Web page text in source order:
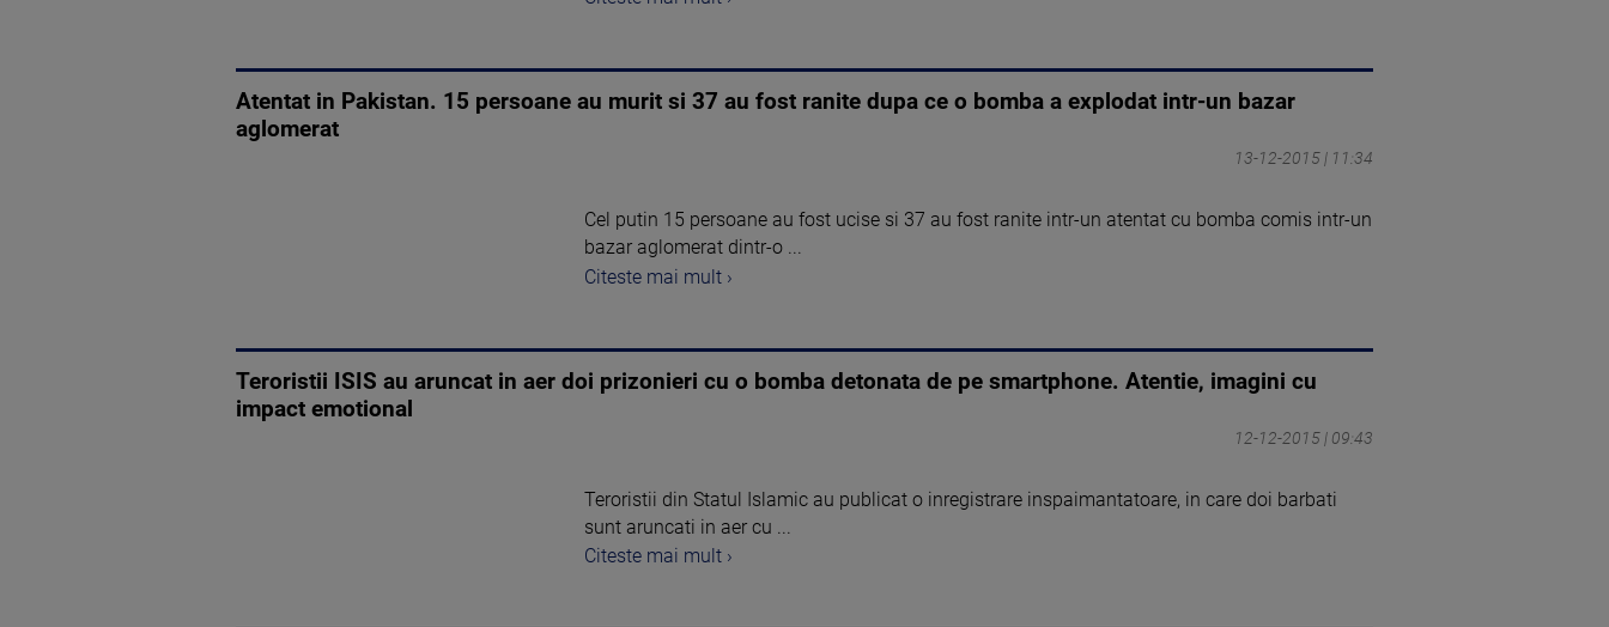
Atentat in Pakistan. 15 persoane au murit si 37 au fost ranite dupa ce o bomba a explodat intr-un bazar
aglomerat
13-12-2015 | 11:34
Cel putin 15 persoane au fost ucise si 37 au fost ranite intr-un atentat cu bomba comis intr-un
bazar aglomerat dintr-o ...
Citeste mai mult ›
Teroristii ISIS au aruncat in aer doi prizonieri cu o bomba detonata de pe smartphone. Atentie, imagini cu
impact emotional
12-12-2015 | 09:43
Teroristii din Statul Islamic au publicat o inregistrare inspaimantatoare, in care doi barbati
sunt aruncati in aer cu ...
Citeste mai mult ›